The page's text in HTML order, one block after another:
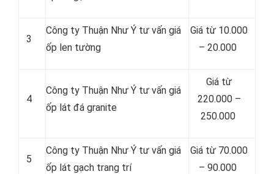
3
Công ty Thuận Như Ý tư vấn giá
ốp len tường
Giá từ 10.000
– 20.000
4
Công ty Thuận Như Ý tư vấn giá
ốp lát đá granite
Giá từ
220.000 –
250.000
5
Công ty Thuận Như Ý tư vấn giá
ốp lát gạch trang trí
Giá từ 70.000
– 90.000